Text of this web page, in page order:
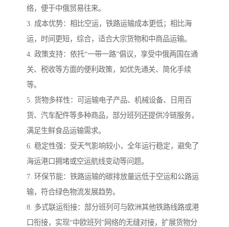
络，便于中俄贸易往来。
3. 成本优势：相比空运，铁路运输成本更低；相比海
运，时间更短，综合，适合大宗货物和中商品运输。
4. 政策支持：依托“一带一路”倡议，享受中俄两国在通
关、税收等方面的便利政策，如优先通关、简化手续
等。
5. 货物多样性：可运输电子产品、机械设备、日用百
货、汽车配件等多种商品，部分班列还提供冷链服务，
满足生鲜食品运输需求。
6. 稳定性强：受天气影响较小，全年运行稳定，避免了
海运港口拥堵或空运航线变动等问题。
7. 环保节能：铁路运输的碳排放量远低于空运和公路运
输，符合绿色物流发展趋势。
8. 多式联运衔接：部分班列可与欧洲其他铁路线路或港
口衔接，实现“中欧班列”网络的无缝对接，扩展货物分